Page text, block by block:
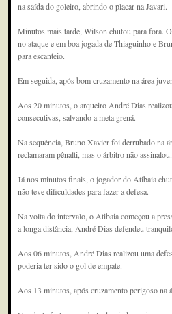
na saída do goleiro, abrindo o placar na Javari.
Minutos mais tarde, Wilson chutou para fora.
no ataque e em boa jogada de Thiaguinho e
para escanteio.
Em seguida, após bom cruzamento na área
Aos 20 minutos, o arqueiro André Dias
consecutivas, salvando a meta grená.
Na sequência, Bruno Xavier foi derrubado na
reclamaram pênalti, mas o árbitro não assinalou.
Já nos minutos finais, o jogador do Atibaia
não teve dificuldades para fazer a defesa.
Na volta do intervalo, o Atibaia começou a
a longa distância, André Dias defendeu
Aos 06 minutos, André Dias realizou uma
poderia ter sido o gol de empate.
Aos 13 minutos, após cruzamento perigoso na